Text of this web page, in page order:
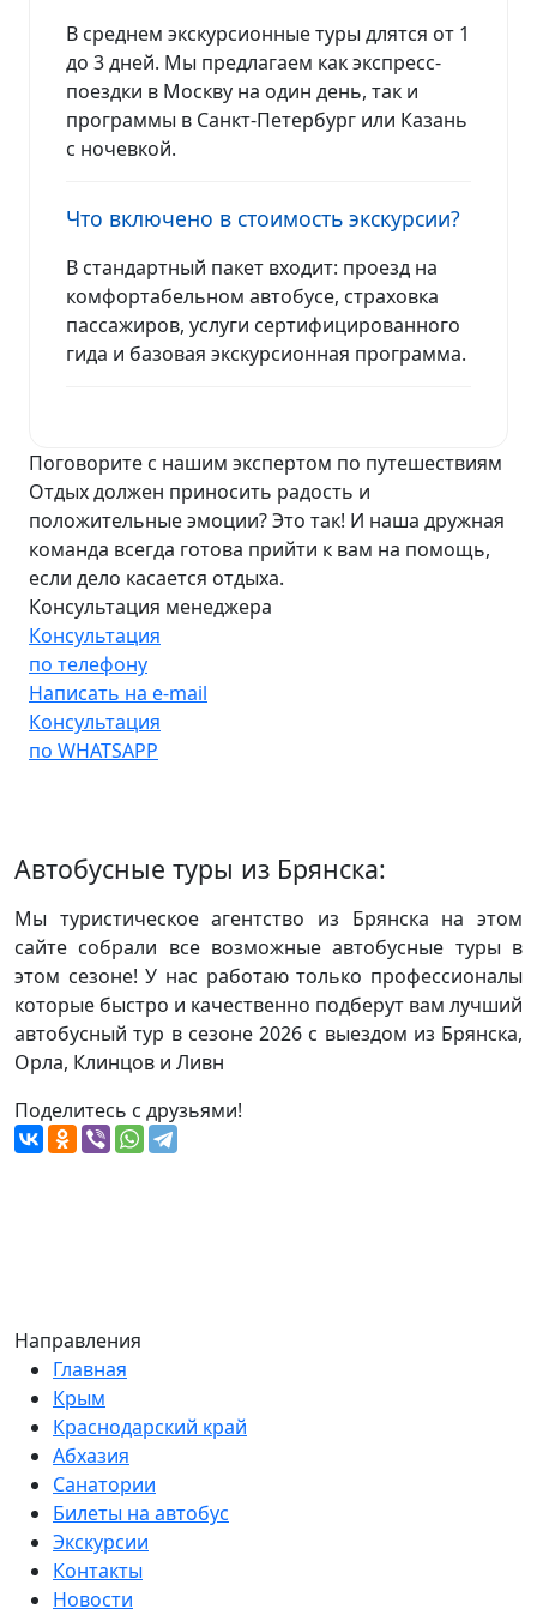
В среднем экскурсионные туры длятся от 1
до 3 дней. Мы предлагаем как экспресс-
поездки в Москву на один день, так и
программы в Санкт-Петербург или Казань
с ночевкой.
Что включено в стоимость экскурсии?
В стандартный пакет входит: проезд на
комфортабельном автобусе, страховка
пассажиров, услуги сертифицированного
гида и базовая экскурсионная программа.
Поговорите с нашим экспертом по путешествиям
Отдых должен приносить радость и
положительные эмоции? Это так! И наша дружная
команда всегда готова прийти к вам на помощь,
если дело касается отдыха.
Консультация менеджера
Консультация
по телефону
Написать на e-mail
Консультация
по WHATSAPP
Автобусные туры из Брянска:
Мы туристическое агентство из Брянска на этом
сайте собрали все возможные автобусные туры в
этом сезоне! У нас работаю только профессионалы
которые быстро и качественно подберут вам лучший
автобусный тур в сезоне 2026 с выездом из Брянска,
Орла, Клинцов и Ливн
Поделитесь с друзьями!
Направления
Главная
Крым
Краснодарский край
Абхазия
Санатории
Билеты на автобус
Экскурсии
Контакты
Новости